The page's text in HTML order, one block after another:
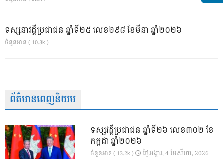
ទស្សនាវដ្ដីប្រជាជន ឆ្នាំទី២៥ លេខ២៩៨ ខែមីនា ឆ្នាំ២០២៦
ចំនួនអាន ( 10.3k )
ព័ត៌មានពេញនិយម
ទស្សវដ្តីប្រជាជន ឆ្នាំទី២៦ លេខ៣០២ ខែ
កក្កដា ឆ្នាំ២០២៦
ចំនួនអាន ( 13.2k ) ថ្ងៃ​អង្គារ, 4 ខែ​សីហា, 2026